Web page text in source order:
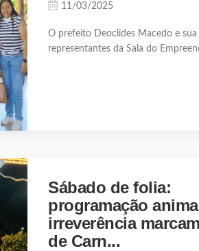
11/03/2025
O prefeito Deoclides Macedo e
representantes da Sala do
Sábado de folia:
programação
irreverência
de Carn...